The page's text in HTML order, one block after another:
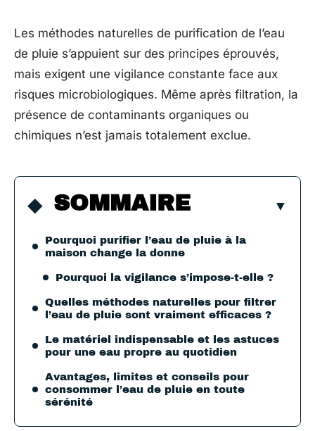
Les méthodes naturelles de purification de l’eau
de pluie s’appuient sur des principes éprouvés,
mais exigent une vigilance constante face aux
risques microbiologiques. Même après filtration, la
présence de contaminants organiques ou
chimiques n’est jamais totalement exclue.
SOMMAIRE
Pourquoi purifier l’eau de pluie à la
maison change la donne
Pourquoi la vigilance s’impose-t-elle ?
Quelles méthodes naturelles pour filtrer
l’eau de pluie sont vraiment efficaces ?
Le matériel indispensable et les astuces
pour une eau propre au quotidien
Avantages, limites et conseils pour
consommer l’eau de pluie en toute
sérénité